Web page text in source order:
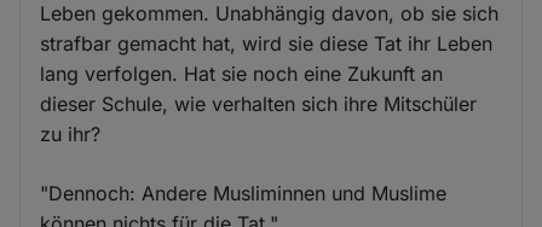
Leben gekommen. Unabhängig davon, ob sie sich
strafbar gemacht hat, wird sie diese Tat ihr Leben
lang verfolgen. Hat sie noch eine Zukunft an
dieser Schule, wie verhalten sich ihre Mitschüler
zu ihr?
"Dennoch: Andere Musliminnen und Muslime